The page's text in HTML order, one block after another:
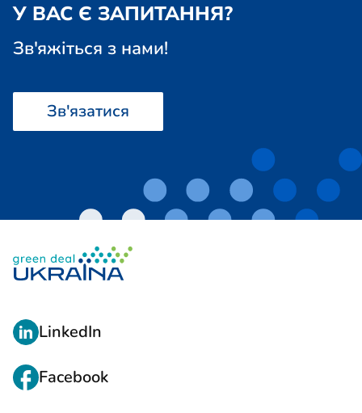
У ВАС Є ЗАПИТАННЯ?
Зв'яжіться з нами!
Зв'язатися
П
О
С
LinkedIn
Facebook